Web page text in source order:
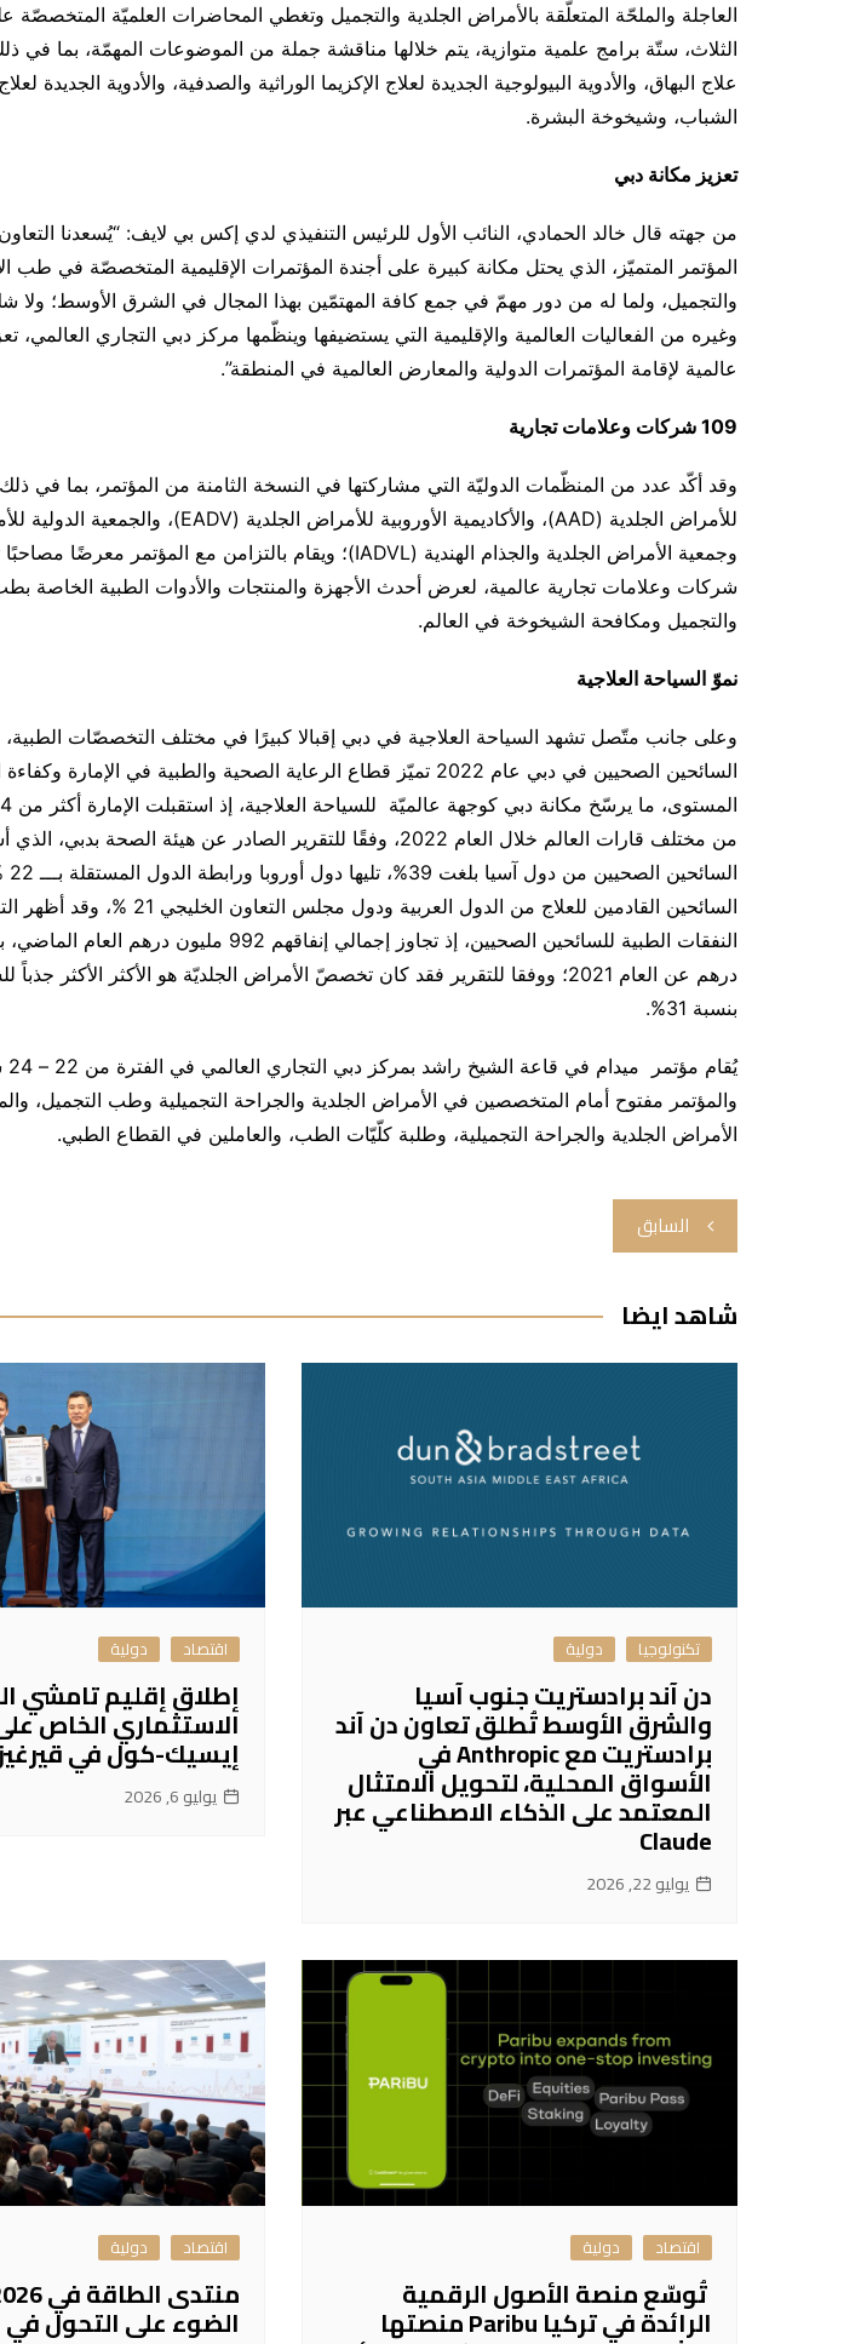
العاجلة والملحّة المتعلّقة بالأمراض الجلدية والتجميل وتغطي المحاضرات العلميّة المتخصصّة
الثلاث، ستّة برامج علمية متوازية، يتم خلالها مناقشة جملة من الموضوعات المهمّة، بما في
علاج البهاق، والأدوية البيولوجية الجديدة لعلاج الإكزيما الوراثية والصدفية، والأدوية الجديدة
الشباب، وشيخوخة البشرة.
تعزيز مكانة دبي
من جهته قال خالد الحمادي، النائب الأول للرئيس التنفيذي لدي إكس بي لايف: “يُسعدنا
المؤتمر المتميّز، الذي يحتل مكانة كبيرة على أجندة المؤتمرات الإقليمية المتخصصّة في طب
والتجميل، ولما له من دور مهمّ في جمع كافة المهتمّين بهذا المجال في الشرق الأوسط؛ ولا
وغيره من الفعاليات العالمية والإقليمية التي يستضيفها وينظّمها مركز دبي التجاري العالمي،
عالمية لإقامة المؤتمرات الدولية والمعارض العالمية في المنطقة”.
109 شركات وعلامات تجارية
وقد أكّد عدد من المنظّمات الدوليّة التي مشاركتها في النسخة الثامنة من المؤتمر، بما في ذلك
شركات وعلامات تجارية عالمية، لعرض أحدث الأجهزة والمنتجات والأدوات الطبية الخاصة
والتجميل ومكافحة الشيخوخة في العالم.
نموّ السياحة العلاجية
وعلى جانب متّصل تشهد السياحة العلاجية في دبي إقبالا كبيرًا في مختلف التخصصّات
السائحين الصحيين في دبي عام 2022 تميّز قطاع الرعاية الصحية والطبية في الإمارة
من مختلف قارات العالم خلال العام 2022، وفقًا للتقرير الصادر عن هيئة الصحة
السائحين القادمين للعلاج من الدول العربية
درهم عن العام 2021؛ ووفقا للتقرير فقد كان تخصصّ الأمراض الجلديّة هو الأكثر الأكثر
بنسبة 31%.
والمؤتمر مفتوح أمام المتخصصين في الأمراض الجلدية والجراحة التجميلية وطب التجميل،
الأمراض الجلدية والجراحة التجميلية، وطلبة كلّيّات الطب، والعاملين في القطاع الطبي.
تصفّح
المقالات
السابق
شاهد ايضا
تكنولوجيا دولية
دن آند برادستريت جنوب آسيا
والشرق الأوسط تُطلق تعاون دن آند
برادستريت مع Anthropic في
الأسواق المحلية، لتحويل الامتثال
المعتمد على الذكاء الاصطناعي عبر
Claude
يوليو 22, 2026
اقتصاد دولية
إطلاق إقليم تامشي
الاستثماري الخاص
إيسيك-كول في
يوليو 6, 2026
اقتصاد دولية
تُوسّع منصة الأصول الرقمية
الرائدة في تركيا Paribu منصتها
اقتصاد دولية
الضوء على التحول في